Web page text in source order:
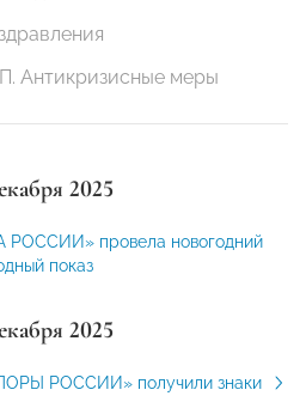
Антикризисные меры
2025
РОССИИ» провела новогодний
показ
2025
РОССИИ» получили знаки